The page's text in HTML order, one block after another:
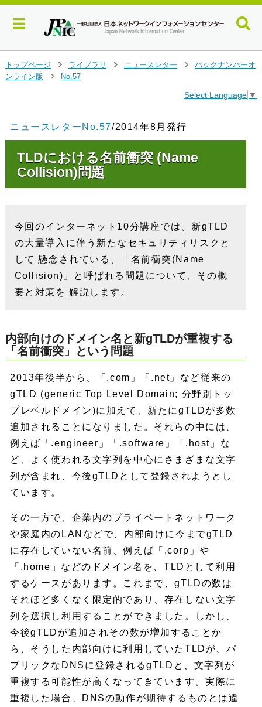
イ
トップページ
>
ライブラリ
ニュースレター
バックナンバーオ
ンライン版
No.57
Select Language ▼
ニュースレターNo.57/2014年8月発行
TLDにおける名前衝突 (Name
Collision)問題
今回のインターネット10分講座では、新gTLD
の大量導入に伴う新たなセキュリティリスクと
して 懸念されている、「名前衝突(Name
Collision)」と呼ばれる問題について、その概
要と対策を 解説します。
内部向けのドメイン名と新gTLDが重複する
「名前衝突」という問題
2013年後半から、「.com」「.net」など従来の
gTLD (generic Top Level Domain; 分野別トッ
プレベルドメイン)に加えて、新たにgTLDが多数
追加されることになりました。それらの中には、
例えば「.engineer」「.software」「.host」な
ど、よく使われる文字列を中心にさまざまな文字
列が含まれ、今後gTLDとして登録されようとし
ています。
その一方で、企業内のプライベートネットワーク
や家庭内のLANなどで、内部向けに今までgTLD
に存在していない名前、例えば「.corp」や
「.home」などのドメイン名を、TLDとして利用
するケースがあります。これまで、gTLDの数は
それほど多くなく限定的であり、存在しない文字
列を選択し利用することができました。しかし、
今後gTLDが追加されその数が増加することか
ら、そうした内部向けに利用していたTLDが、パ
ブリックなDNSに登録されるgTLDと、文字列が
重複する可能性が高くなってきています。実際に
重複した場合、DNSの動作が期待するものとは違